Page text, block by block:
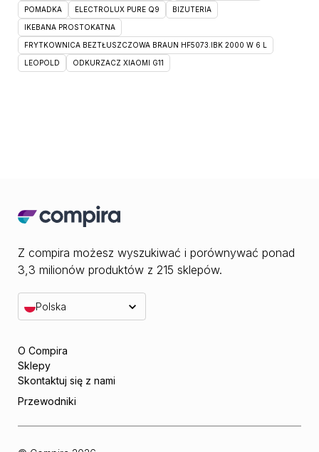
POMADKA ELECTROLUX PURE Q9 BIZUTERIA
IKEBANA PROSTOKATNA
FRYTKOWNICA BEZTŁUSZCZOWA BRAUN HF5073.IBK 2000 W 6 L
LEOPOLD ODKURZACZ XIAOMI G11
Z compira możesz wyszukiwać i porównywać ponad
3,3 milionów produktów z 215 sklepów.
Polska
O Compira
Sklepy
Skontaktuj się z nami
Przewodniki